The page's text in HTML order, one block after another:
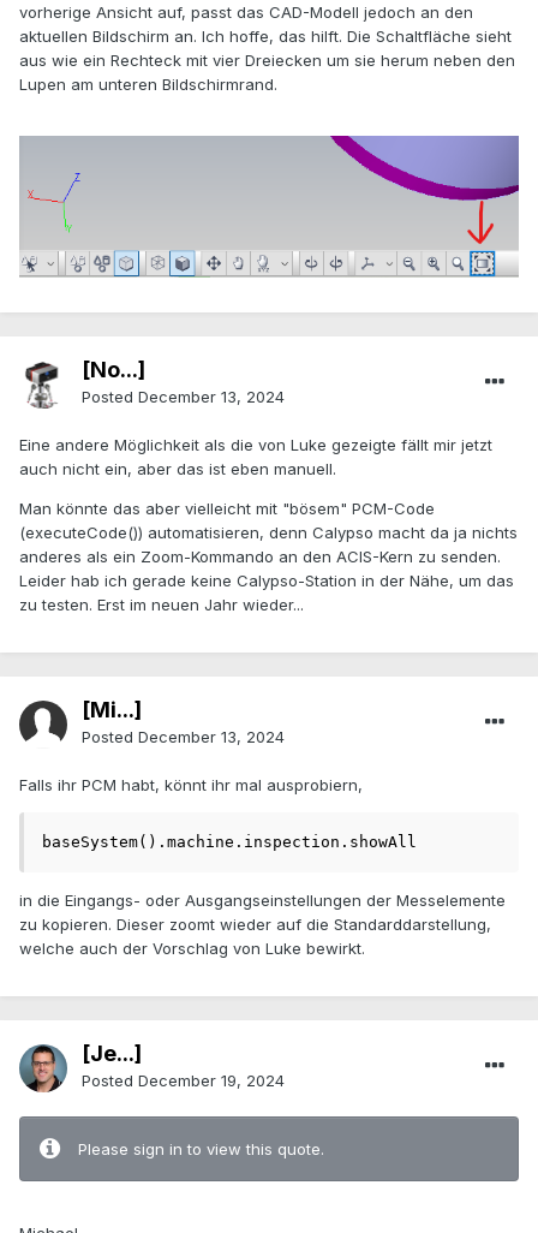
vorherige Ansicht auf, passt das CAD-Modell jedoch an den
aktuellen Bildschirm an. Ich hoffe, das hilft. Die Schaltfläche sieht
aus wie ein Rechteck mit vier Dreiecken um sie herum neben den
Lupen am unteren Bildschirmrand.
[No...]
Posted December 13, 2024
Eine andere Möglichkeit als die von Luke gezeigte fällt mir jetzt
auch nicht ein, aber das ist eben manuell.
Man könnte das aber vielleicht mit "bösem" PCM-Code
(executeCode()) automatisieren, denn Calypso macht da ja nichts
anderes als ein Zoom-Kommando an den ACIS-Kern zu senden.
Leider hab ich gerade keine Calypso-Station in der Nähe, um das
zu testen. Erst im neuen Jahr wieder...
[Mi...]
Posted December 13, 2024
Falls ihr PCM habt, könnt ihr mal ausprobiern,
baseSystem().machine.inspection.showAll
in die Eingangs- oder Ausgangseinstellungen der Messelemente
zu kopieren. Dieser zoomt wieder auf die Standarddarstellung,
welche auch der Vorschlag von Luke bewirkt.
[Je...]
Posted December 19, 2024
Please sign in to view this quote.